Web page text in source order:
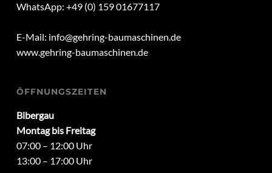
WhatsApp: +49 (0) 159 01677117
E-Mail: info@gehring-baumaschinen.de
www.gehring-baumaschinen.de
ÖFFNUNGSZEITEN
Bibergau
Montag bis Freitag
07:00 – 12:00 Uhr
13:00 – 17:00 Uhr